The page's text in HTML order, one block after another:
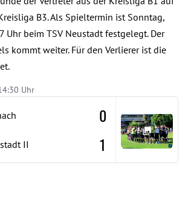
B3. Als Spieltermin ist Sonntag,
Uhr beim TSV Neustadt festgelegt. Der
kommt weiter. Für den Verlierer ist die
Uhr
II
0
1